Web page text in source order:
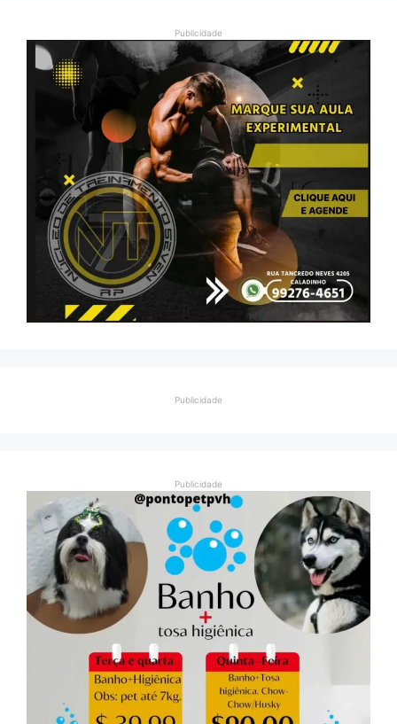
Publicidade
Publicidade
Publicidade